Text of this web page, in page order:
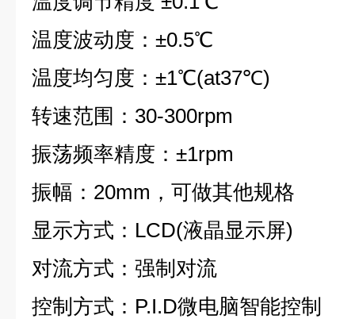
温度波动度：±0.5℃
温度均匀度：±1℃(at37℃)
转速范围：30-300rpm
振荡频率精度：±1rpm
振幅：20mm，可做其他规格
显示方式：LCD(液晶显示屏)
对流方式：强制对流
控制方式：P.I.D微电脑智能控制